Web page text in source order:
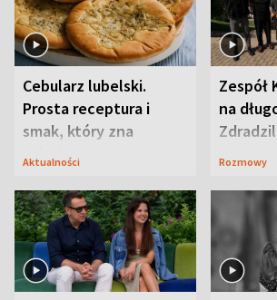
Cebularz lubelski.
Prosta receptura i
smak, który zna
Lubelszczyzna
Aktualności
Zespół
na
Rozmowy